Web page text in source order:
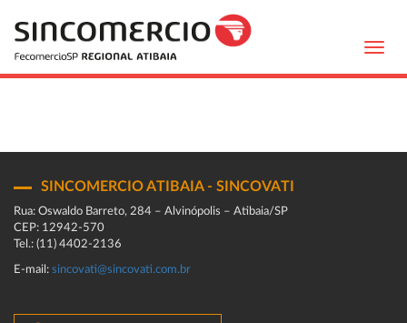
SINCOMERCIO ATIBAIA - SINCOVATI
Rua: Oswaldo Barreto, 284 – Alvinópolis – Atibaia/SP
CEP: 12942-570
Tel.: (11) 4402-2136
E-mail: sincovati@sincovati.com.br